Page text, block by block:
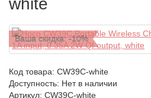
white
Ваша скидка: -10%
Код товара: CW39C-white
Доступность: Нет в наличии
Артикул: CW39C-white